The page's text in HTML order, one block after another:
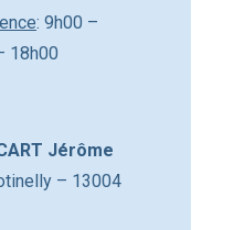
: 9h00 –
18h00
Jérôme
– 13004